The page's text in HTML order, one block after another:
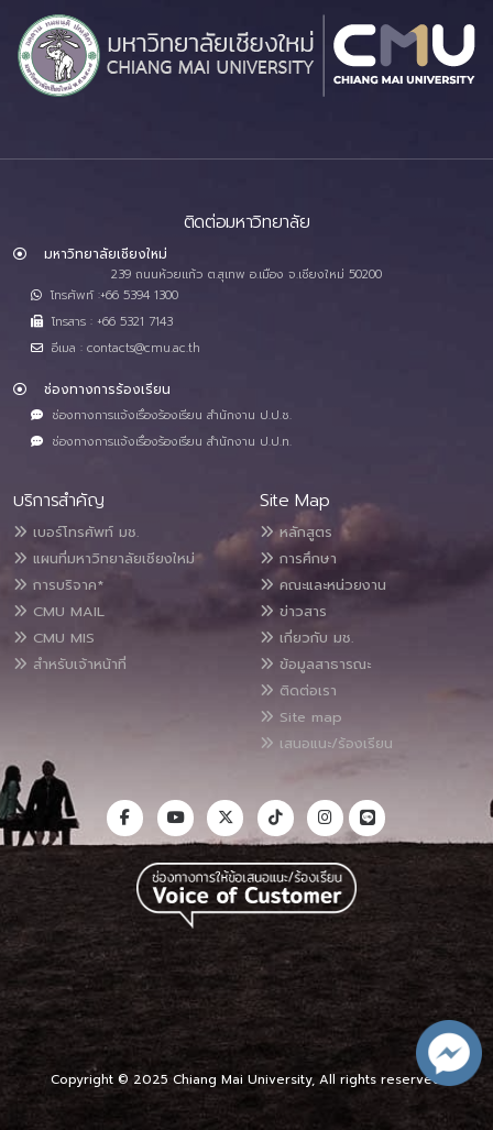
ติดต่อมหาวิทยาลัย
มหาวิทยาลัยเชียงใหม่
239 ถนนห้วยแก้ว ต.สุเทพ อ.เมือง จ.เชียงใหม่ 50200
โทรศัพท์ :+66 5394 1300
โทรสาร : +66 5321 7143
อีเมล : contacts@cmu.ac.th
ช่องทางการร้องเรียน
ช่องทางการแจ้งเรื่องร้องเรียน สำนักงาน ป.ป.ช.
ช่องทางการแจ้งเรื่องร้องเรียน สำนักงาน ป.ป.ท.
บริการสำคัญ
เบอร์โทรศัพท์ มช.
แผนที่มหาวิทยาลัยเชียงใหม่
การบริจาค*
CMU MAIL
CMU MIS
สำหรับเจ้าหน้าที่
Site Map
หลักสูตร
การศึกษา
คณะและหน่วยงาน
ข่าวสาร
เกี่ยวกับ มช.
ข้อมูลสาธารณะ
ติดต่อเรา
Site map
เสนอแนะ/ร้องเรียน
Copyright © 2025 Chiang Mai University, All rights reserved.